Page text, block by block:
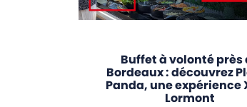
Buffet à volonté près
Bordeaux : découvrez
Panda, une expérience
Lormont